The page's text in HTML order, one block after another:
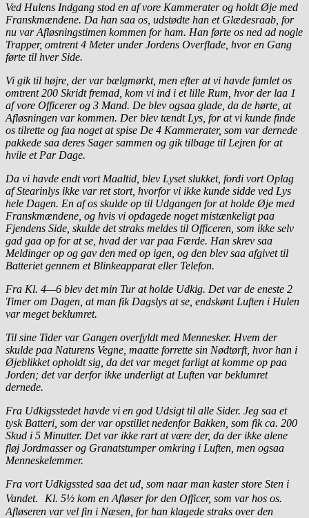
Ved Hulens Indgang stod en af vore Kammerater og holdt Øje med
Franskmændene. Da han saa os, udstødte han et Glædesraab, for
nu var Afløsningstimen kommen for ham. Han førte os ned ad nogle
Trapper, omtrent 4 Meter under Jordens Overflade, hvor en Gang
førte til hver Side.
Vi gik til højre, der var bælgmørkt, men efter at vi havde famlet os
omtrent 200 Skridt fremad, kom vi ind i et lille Rum, hvor der laa 1
af vore Officerer og 3 Mand. De blev ogsaa glade, da de hørte, at
Afløsningen var kommen. Der blev tændt Lys, for at vi kunde finde
os tilrette og faa noget at spise De 4 Kammerater, som var dernede
pakkede saa deres Sager sammen og gik tilbage til Lejren for at
hvile et Par Dage.
Da vi havde endt vort Maaltid, blev Lyset slukket, fordi vort Oplag
af Stearinlys ikke var ret stort, hvorfor vi ikke kunde sidde ved Lys
hele Dagen. En af os skulde op til Udgangen for at holde Øje med
Franskmændene, og hvis vi opdagede noget mistænkeligt paa
Fjendens Side, skulde det straks meldes til Officeren, som ikke selv
gad gaa op for at se, hvad der var paa Færde. Han skrev saa
Meldinger op og gav den med op igen, og den blev saa afgivet til
Batteriet gennem et Blinkeapparat eller Telefon.
Fra Kl. 4—6 blev det min Tur at holde Udkig. Det var de eneste 2
Timer om Dagen, at man fik Dagslys at se, endskønt Luften i Hulen
var meget beklumret.
Til sine Tider var Gangen overfyldt med Mennesker. Hvem der
skulde paa Naturens Vegne, maatte forrette sin Nødtørft, hvor han i
Øjeblikket opholdt sig, da det var meget farligt at komme op paa
Jorden; det var derfor ikke underligt at Luften var beklumret
dernede.
Fra Udkigsstedet havde vi en god Udsigt til alle Sider. Jeg saa et
tysk Batteri, som der var opstillet nedenfor Bakken, som fik ca. 200
Skud i 5 Minutter. Det var ikke rart at være der, da der ikke alene
fløj Jordmasser og Granatstumper omkring i Luften, men ogsaa
Menneskelemmer.
Fra vort Udkigssted saa det ud, som naar man kaster store Sten i
Vandet. Kl. 5½ kom en Afløser for den Officer, som var hos os.
Afløseren var vel fin i Næsen, for han klagede straks over den